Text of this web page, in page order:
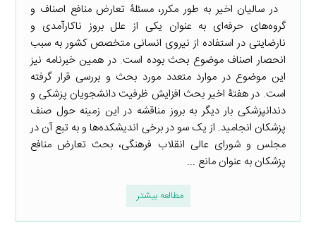
در سالیان اخیر به طور مکرر، مسئلۀ تعارض منافع اصناف و
گروه‌های حرفه‌ای به عنوان یکی از علل بروز ناکارآمدی و
نارضایتی در استفاده از نیروی انسانی متخصص کشور به سبب
انحصار اصناف موضوع بحث بوده است. در همین خبرنامه نیز
این موضوع در موارد متعدد مورد بحث و بررسی قرار گرفته
است. در هفتۀ اخیر بحث افزایش ظرفیت دانشجویان پزشکی و
دندانپزشکی بار دیگر به بروز مناقشه در این زمینه حول صنف
پزشکان انجامید. از یک سو در برخی اندیشکده‌ها و به تبع آن در
مجلس و شورای عالی انقلاب فرهنگی، بحث تعارض منافع
پزشکان به عنوان مانع ...
مطالعه بیشتر